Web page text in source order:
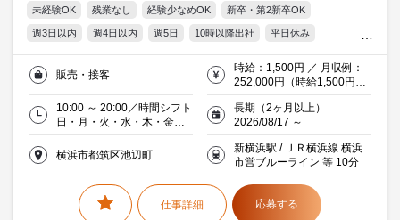
未経験OK 残業なし 経験少なめOK 新卒・第2新卒OK
週3日以内 週4日以内 週5日 10時以降出社 平日休み
シフト制 服装・髪型自由 オフィス禁煙・分煙 交通費支給
20代活躍中 30代活躍中 ミドル(40代)活躍中
働く主婦（夫）活躍中 流通・サービス
販売・接客
時給：1,500円 ／ 月収例：
252,000円（時給1,500円×
実働8時間×月21日）交通費
支給
10:00 ～ 20:00／時間シフト
日・月・火・水・木・金・
土／週5日以上(土･日含)／曜
日シフト
長期（2ヶ月以上）
2026/08/17 ～
横浜市都筑区池辺町
新横浜駅 / ＪＲ横浜線 横浜
市営ブルーライン 等 10分
仕事詳細 応募する